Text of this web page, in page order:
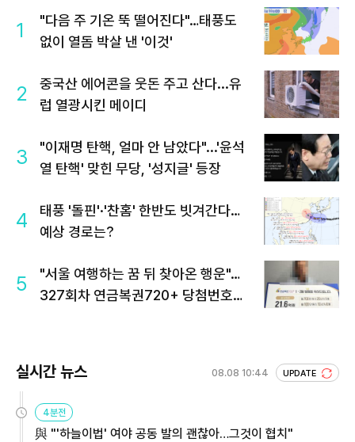
1
"다음 주 기온 뚝 떨어진다"…태풍도
없이 열돔 박살 낸 '이것'
2
중국산 에어콘을 웃돈 주고 산다...유
럽 열광시킨 메이디
3
"이재명 탄핵, 얼마 안 남았다"...'윤석
열 탄핵' 맞힌 무당, '성지글' 등장
4
태풍 '돌핀'·'찬홈' 한반도 빗겨간다…
예상 경로는?
5
"서울 여행하는 꿈 뒤 찾아온 행운"…
327회차 연금복권720+ 당첨번호조
실시간 뉴스 08.08 10:44 UPDATE
4분전
與 "'하늘이법' 여야 공동 발의 괜찮아…그것이 협치"